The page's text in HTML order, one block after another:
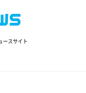
ースサイト